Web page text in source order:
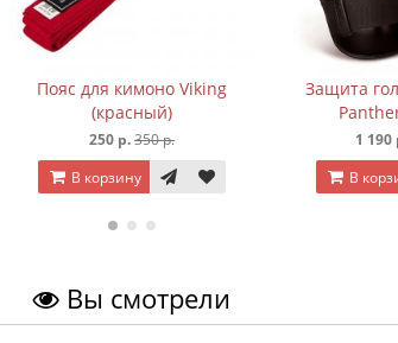
Пояс для кимоно Viking
(красный)
250 р.350 р.
В корзину
Защита
1 190
В
Вы смотрели